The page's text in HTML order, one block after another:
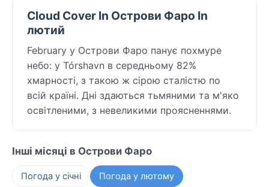
Cloud Cover In Острови Фаро In
лютий
February у Острови Фаро панує похмуре
небо: у Tórshavn в середньому 82%
хмарності, з такою ж сірою сталістю по
всій країні. Дні здаються тьмяними та м'яко
освітленими, з невеликими проясненнями.
Інші місяці в Острови Фаро
Погода у січні
Погода у лютому